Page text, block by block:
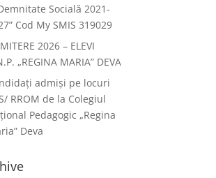
Socială 2021-
Cod My SMIS 319029
2026 – ELEVI
„REGINA MARIA” DEVA
admiși pe locuri
RROM de la Colegiul
Pedagogic „Regina
Deva